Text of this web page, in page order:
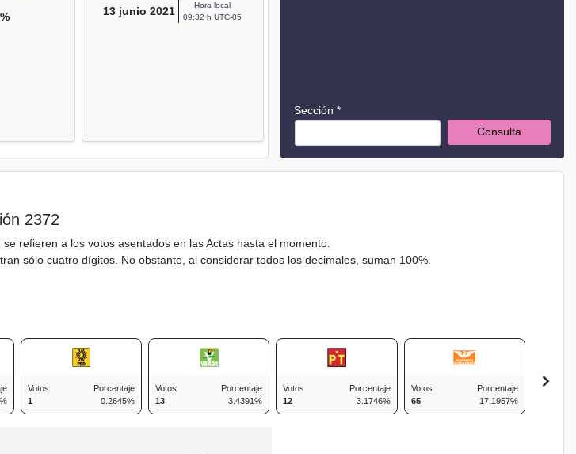
13 junio 2021
Hora local
09:32 h UTC-05
Sección *
Consulta
2372
refieren a los votos asentados en las Actas hasta el momento.
sólo cuatro dígitos. No obstante, al considerar todos los decimales, suman 100%.
Votos
1
Porcentaje
0.2645%
Votos
13
Porcentaje
3.4391%
Votos
12
Porcentaje
3.1746%
Votos
65
Porcentaje
17.1957%
Votos